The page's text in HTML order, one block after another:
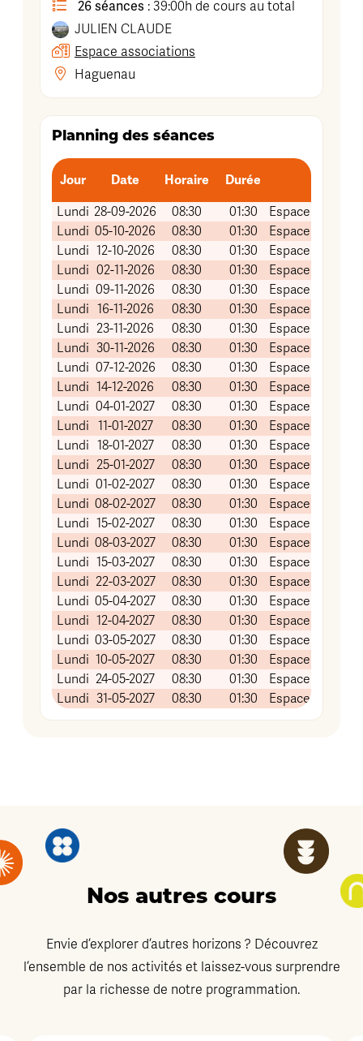
26 séances : 39:00h de cours au total
JULIEN CLAUDE
Espace associations
Haguenau
Planning des séances
Jour Date Horaire Durée
Lundi 28-09-2026 08:30 01:30
Espace
Lundi 05-10-2026 08:30 01:30
Espace
Lundi 12-10-2026 08:30 01:30
Espace
Lundi 02-11-2026 08:30 01:30
Espace
Lundi 09-11-2026 08:30 01:30
Espace
Lundi 16-11-2026 08:30 01:30
Espace
Lundi 23-11-2026 08:30 01:30
Espace
Lundi 30-11-2026 08:30 01:30
Espace
Lundi 07-12-2026 08:30 01:30
Espace
Lundi 14-12-2026 08:30 01:30
Espace
Lundi 04-01-2027 08:30 01:30
Espace
Lundi 11-01-2027 08:30 01:30
Espace
Lundi 18-01-2027 08:30 01:30
Espace
Lundi 25-01-2027 08:30 01:30
Espace
Lundi 01-02-2027 08:30 01:30
Espace
Lundi 08-02-2027 08:30 01:30
Espace
Lundi 15-02-2027 08:30 01:30
Espace
Lundi 08-03-2027 08:30 01:30
Espace
Lundi 15-03-2027 08:30 01:30
Espace
Lundi 22-03-2027 08:30 01:30
Espace
Lundi 05-04-2027 08:30 01:30
Espace
Lundi 12-04-2027 08:30 01:30
Espace
Lundi 03-05-2027 08:30 01:30
Espace
Lundi 10-05-2027 08:30 01:30
Espace
Lundi 24-05-2027 08:30 01:30
Espace
Lundi 31-05-2027 08:30 01:30 Espace
Nos autres cours
Envie d’explorer d’autres horizons ? Découvrez
l’ensemble de nos activités et laissez-vous surprendre
par la richesse de notre programmation.